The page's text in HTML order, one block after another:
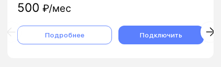
500 ₽/мес
Подробнее Подключить